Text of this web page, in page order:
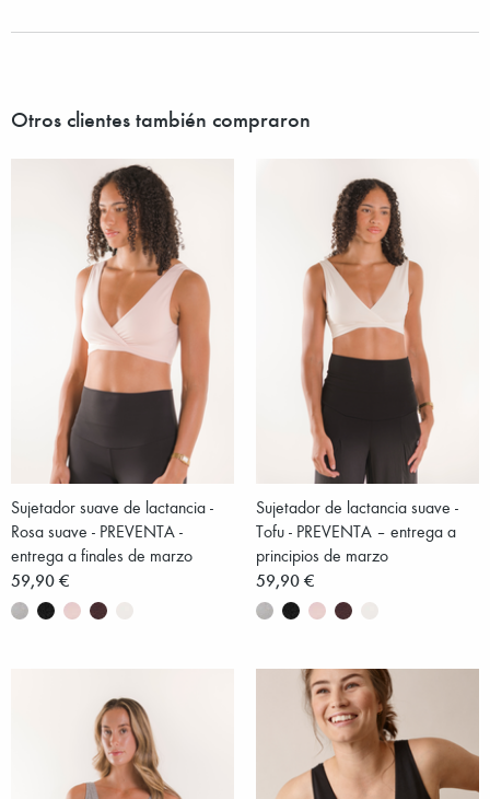
Otros clientes también compraron
Sujetador suave de lactancia -
Rosa suave - PREVENTA -
entrega a finales de marzo
59,90 €
Sujetador de lactancia suave -
Tofu - PREVENTA – entrega a
principios de marzo
59,90 €